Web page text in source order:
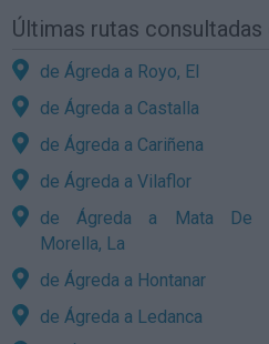
Últimas rutas consultadas
de Ágreda a Royo, El
de Ágreda a Castalla
de Ágreda a Cariñena
de Ágreda a Vilaflor
de Ágreda a Mata De
Morella, La
de Ágreda a Hontanar
de Ágreda a Ledanca